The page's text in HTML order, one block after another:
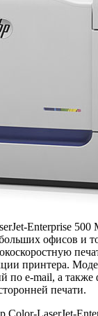
Enterprise 500
офисов и
принтера.
по e-mail, а
печати.
Color-LaserJet-